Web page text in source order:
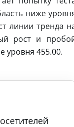
ниже
линии тренда
рост и
уровня 455.00.